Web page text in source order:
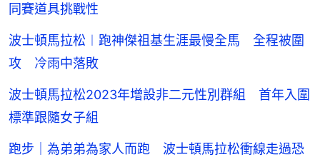
同賽道具挑戰性
波士頓馬拉松︱跑神傑祖基生涯最慢全馬 全程被圍
攻 冷雨中落敗
波士頓馬拉松2023年增設非二元性別群組 首年入圍
標準跟隨女子組
跑步｜為弟弟為家人而跑 波士頓馬拉松衝線走過恐